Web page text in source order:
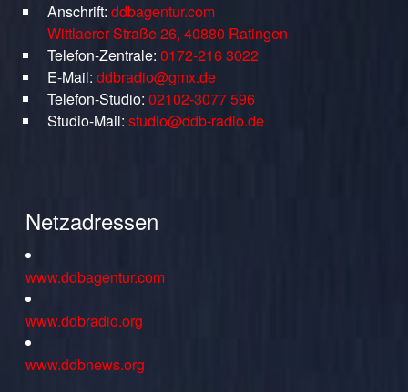
Anschrift: ddbagentur.com
Wittlaerer Straße 26, 40880 Ratingen
Telefon-Zentrale: 0172-216 3022
E-Mail: ddbradio@gmx.de
Telefon-Studio: 02102-3077 596
Studio-Mail: studio@ddb-radio.de
Netzadressen
www.ddbagentur.com
www.ddbradio.org
www.ddbnews.org